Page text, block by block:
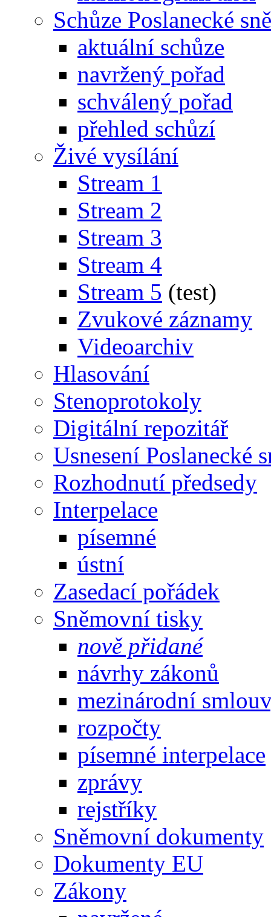
Schůze Poslanecké
aktuální schůze
navržený pořad
schválený pořad
přehled schůzí
Živé vysílání
Stream 1
Stream 2
Stream 3
Stream 4
Stream 5 (test)
Zvukové záznamy
Videoarchiv
Hlasování
Stenoprotokoly
Digitální repozitář
Usnesení Poslanecké
Rozhodnutí předsedy
Interpelace
písemné
ústní
Zasedací pořádek
Sněmovní tisky
nově přidané
návrhy zákonů
mezinárodní
rozpočty
písemné interpelace
zprávy
rejstříky
Sněmovní dokumenty
Dokumenty EU
Zákony